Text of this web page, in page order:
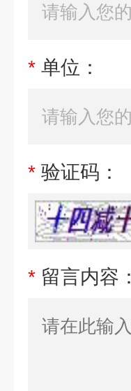
* 单位：
* 验证码：
* 留言内容：